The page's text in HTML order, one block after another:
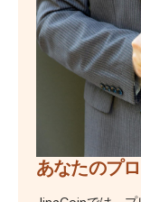
あなたのプ